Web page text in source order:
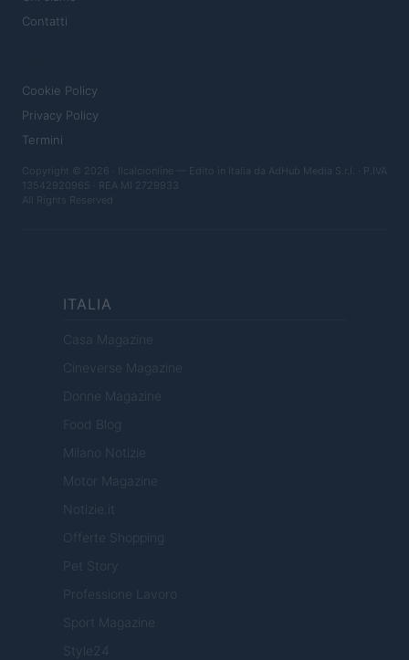
Contatti
Cookie Policy
Privacy Policy
Termini
Copyright © 2026 · Ilcalcionline — Edito in Italia da AdHub Media S.r.l. · P.IVA
13542920965 · REA MI 2729933
All Rights Reserved
ITALIA
Casa Magazine
Cineverse Magazine
Donne Magazine
Food Blog
Milano Notizie
Motor Magazine
Notizie.it
Offerte Shopping
Pet Story
Professione Lavoro
Sport Magazine
Style24